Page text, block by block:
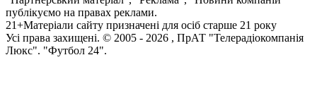
публікуємо на правах реклами.
21+Матеріали сайту призначені для осіб старше 21 року
Усi права захищенi. © 2005 - 2026 , ПрАТ "Телерадіокомпанія
Люкс". "Футбол 24".